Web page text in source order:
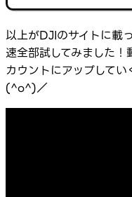
以上がDJIのサイトに載
速全部試してみました
カウントにアップして
(^o^)／